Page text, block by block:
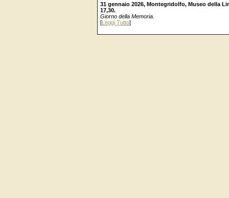
31 gennaio 2026, Montegridolfo, Museo della
17,30.
Giorno della Memoria.
[Leggi Tutto]